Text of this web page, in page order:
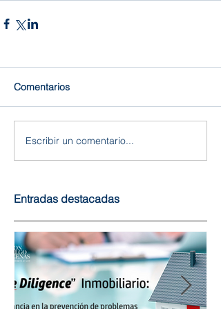
Comentarios
Escribir un comentario...
Entradas destacadas